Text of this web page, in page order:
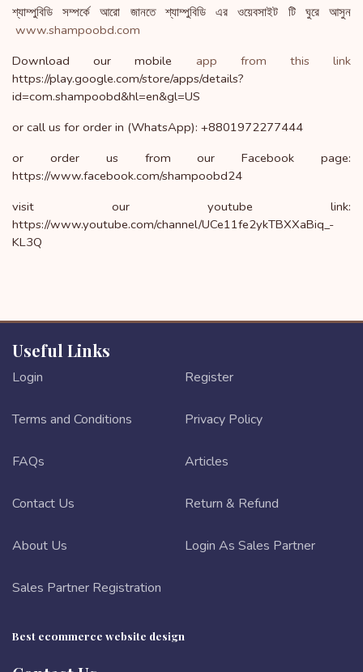
শ্যাম্পুবিডি সম্পর্কে আরো জানতে শ্যাম্পুবিডি এর ওয়েবসাইট টি ঘুরে আসুন
www.shampoobd.com
Download our mobile app from this link
https://play.google.com/store/apps/details?
id=com.shampoobd&hl=en&gl=US
or call us for order in (WhatsApp): +8801972277444
or order us from our Facebook page:
https://www.facebook.com/shampoobd24
visit our youtube link:
https://www.youtube.com/channel/UCe11fe2ykTBXXaBiq_-
KL3Q
Useful Links
Login Register
Terms and Conditions Privacy Policy
FAQs Articles
Contact Us Return & Refund
About Us Login As Sales Partner
Sales Partner Registration
Best ecommerce website design